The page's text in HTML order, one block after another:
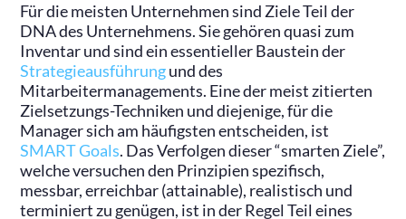
Für die meisten Unternehmen sind Ziele Teil der
DNA des Unternehmens. Sie gehören quasi zum
Inventar und sind ein essentieller Baustein der
Strategieausführungund des
Mitarbeitermanagements. Eine der meist zitierten
Zielsetzungs-Techniken und diejenige, für die
Manager sich am häufigsten entscheiden, ist
SMART Goals. Das Verfolgen dieser “smarten Ziele”,
welche versuchen den Prinzipien spezifisch,
messbar, erreichbar (attainable), realistisch und
terminiert zu genügen, ist in der Regel Teil eines